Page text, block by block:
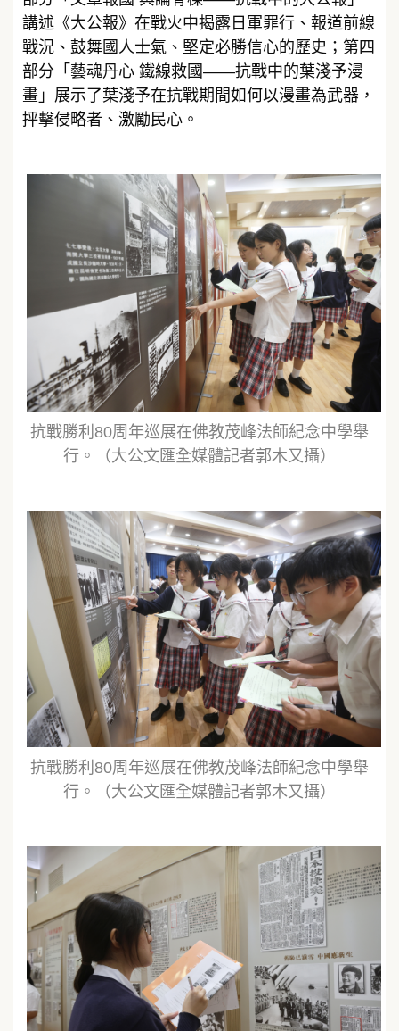
講述《大公報》在戰火中揭露日軍罪行、報道前線
戰況、鼓舞國人士氣、堅定必勝信心的歷史；第四
部分「藝魂丹心 鐵線救國——抗戰中的葉淺予漫
畫」展示了葉淺予在抗戰期間如何以漫畫為武器，
抨擊侵略者、激勵民心。
抗戰勝利80周年巡展在佛教茂峰法師紀念中學舉
行。（大公文匯全媒體記者郭木又攝）
抗戰勝利80周年巡展在佛教茂峰法師紀念中學舉
行。（大公文匯全媒體記者郭木又攝）